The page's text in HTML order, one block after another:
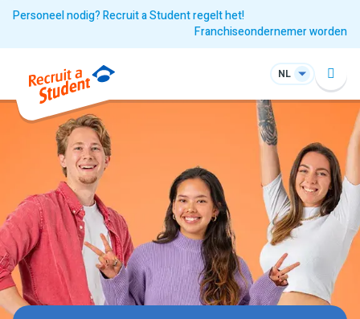
Personeel nodig? Recruit a Student regelt het!
Franchiseondernemer worden
NL